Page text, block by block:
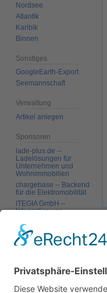
Nordsee
Atlantik
Karibik
Binnen
Sonstiges
GoogleEarth-Export
Seemannschaft
Verwaltung
Artikel anlegen
Sponsoren
lade-plus.de --
Ladelösungen für
Unternehmen und
Wohnimmobilien
chargebase -- Backend
für die Elektromobilität
ITEGIA GmbH --
Integration von
individuelle
Softwarelösungen
Links auf diese Seite
Änderungen an
verlinkten Seiten